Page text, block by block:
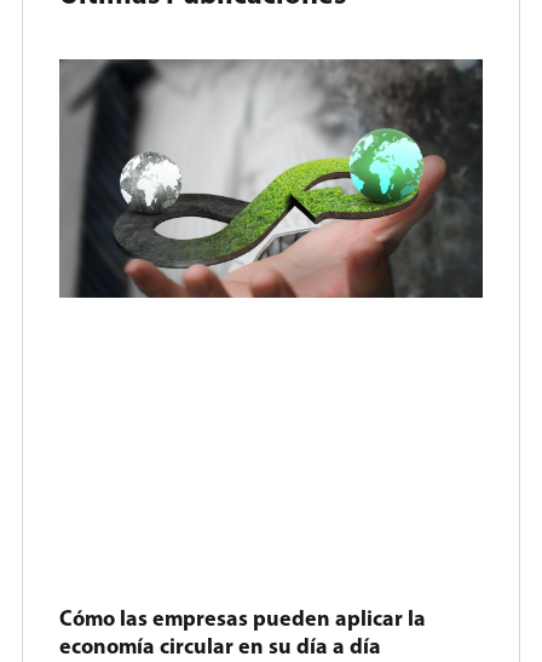
Cómo las empresas pueden aplicar la
economía circular en su día a día